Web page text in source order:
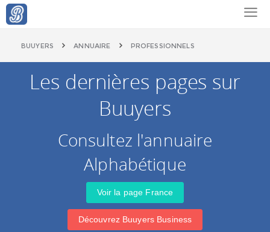
BUUYERS ANNUAIRE PROFESSIONNELS
Les dernières pages sur
Buuyers
Consultez l'annuaire
Alphabétique
Voir la page France
Découvrez Buuyers Business